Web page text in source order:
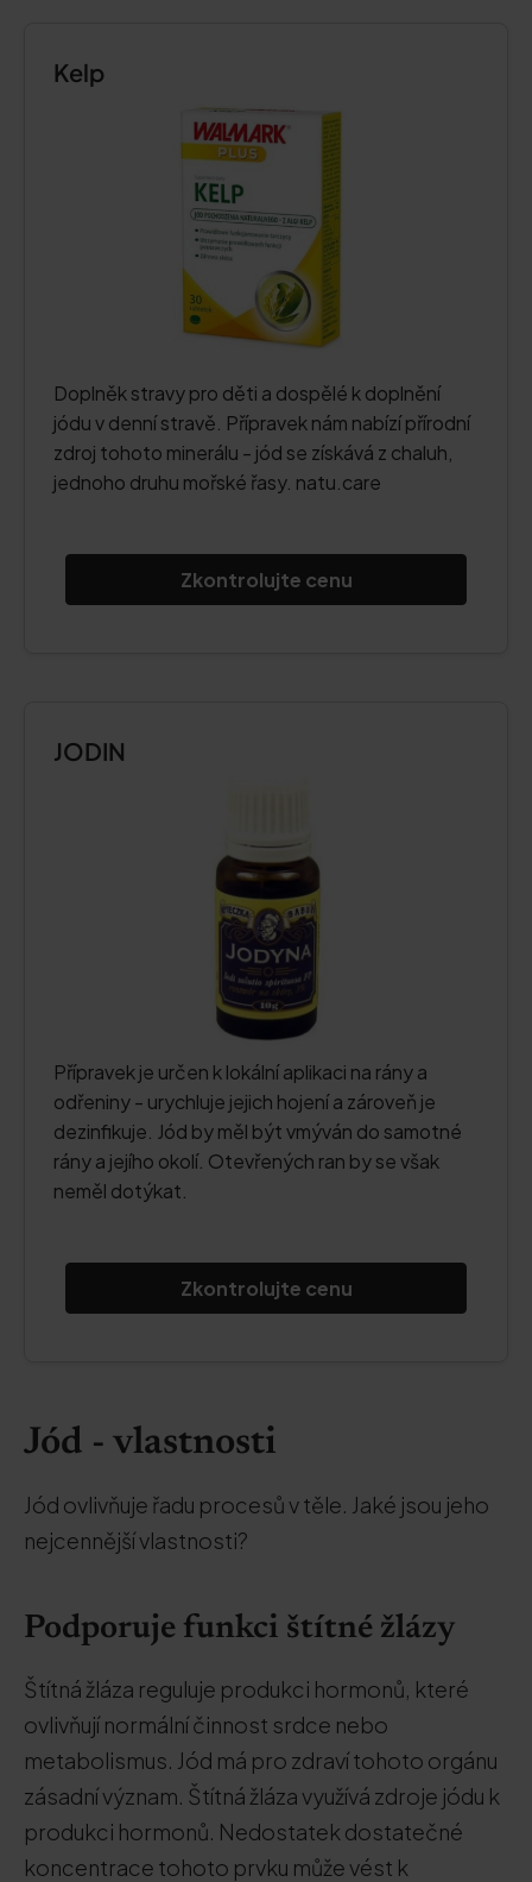
Kelp
Doplněk stravy pro děti a dospělé k doplnění
jódu v denní stravě. Přípravek nám nabízí přírodní
zdroj tohoto minerálu - jód se získává z chaluh,
jednoho druhu mořské řasy. natu.care
Zkontrolujte cenu
JODIN
Přípravek je určen k lokální aplikaci na rány a
odřeniny - urychluje jejich hojení a zároveň je
dezinfikuje. Jód by měl být vmýván do samotné
rány a jejího okolí. Otevřených ran by se však
neměl dotýkat.
Zkontrolujte cenu
Jód - vlastnosti
Jód ovlivňuje řadu procesů v těle. Jaké jsou jeho
nejcennější vlastnosti?
Podporuje funkci štítné žlázy
Štítná žláza reguluje produkci hormonů, které
ovlivňují normální činnost srdce nebo
metabolismus. Jód má pro zdraví tohoto orgánu
zásadní význam. Štítná žláza využívá zdroje jódu k
produkci hormonů. Nedostatek dostatečné
koncentrace tohoto prvku může vést k